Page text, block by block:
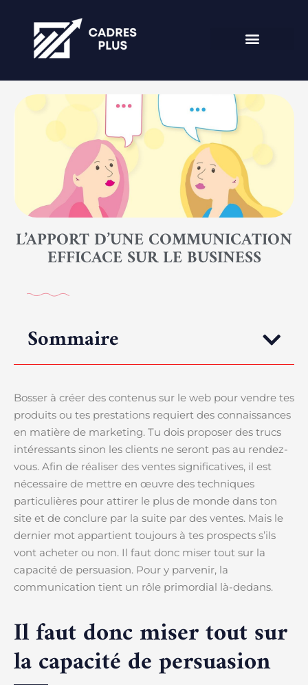
L’APPORT D’UNE COMMUNICATION
EFFICACE SUR LE BUSINESS
Sommaire
Bosser à créer des contenus sur le web pour vendre tes
produits ou tes prestations requiert des connaissances
en matière de marketing. Tu dois proposer des trucs
intéressants sinon les clients ne seront pas au rendez-
vous. Afin de réaliser des ventes significatives, il est
nécessaire de mettre en œuvre des techniques
particulières pour attirer le plus de monde dans ton
site et de conclure par la suite par des ventes. Mais le
dernier mot appartient toujours à tes prospects s’ils
vont acheter ou non. Il faut donc miser tout sur la
capacité de persuasion. Pour y parvenir, la
communication tient un rôle primordial là-dedans.
Il faut donc miser tout sur
la capacité de persuasion